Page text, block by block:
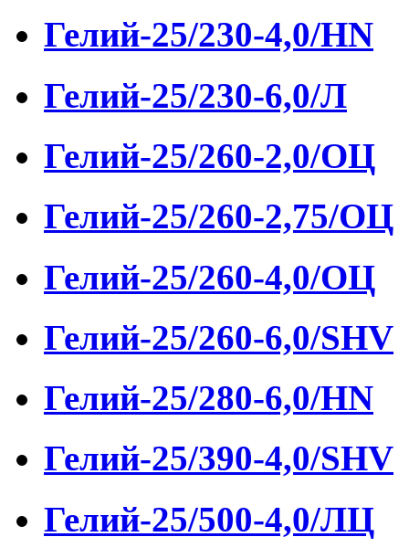
Гелий-25/230-4,0/HN
Гелий-25/230-6,0/Л
Гелий-25/260-2,0/ОЦ
Гелий-25/260-2,75/ОЦ
Гелий-25/260-4,0/ОЦ
Гелий-25/260-6,0/SHV
Гелий-25/280-6,0/HN
Гелий-25/390-4,0/SHV
Гелий-25/500-4,0/ЛЦ